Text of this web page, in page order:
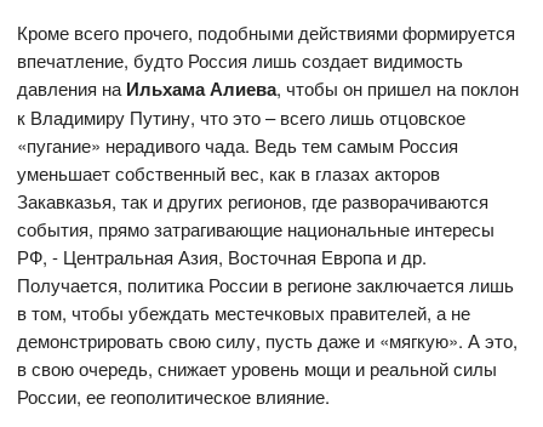
Кроме всего прочего, подобными действиями формируется
впечатление, будто Россия лишь создает видимость
давления на Ильхама Алиева, чтобы он пришел на поклон
к Владимиру Путину, что это – всего лишь отцовское
«пугание» нерадивого чада. Ведь тем самым Россия
уменьшает собственный вес, как в глазах акторов
Закавказья, так и других регионов, где разворачиваются
события, прямо затрагивающие национальные интересы
РФ, - Центральная Азия, Восточная Европа и др.
Получается, политика России в регионе заключается лишь
в том, чтобы убеждать местечковых правителей, а не
демонстрировать свою силу, пусть даже и «мягкую». А это,
в свою очередь, снижает уровень мощи и реальной силы
России, ее геополитическое влияние.